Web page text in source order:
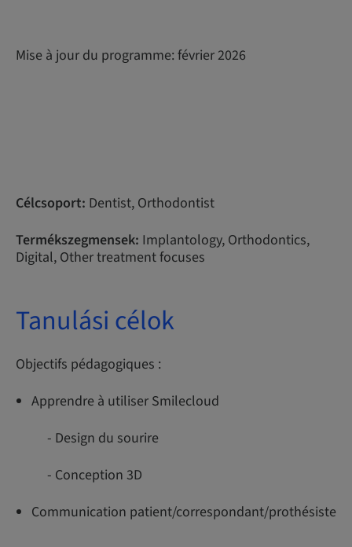
Mise à jour du programme: février 2026
Célcsoport: Dentist, Orthodontist
Termékszegmensek: Implantology, Orthodontics,
Digital, Other treatment focuses
Tanulási célok
Objectifs pédagogiques :
Apprendre à utiliser Smilecloud
- Design du sourire
- Conception 3D
Communication patient/correspondant/prothésiste